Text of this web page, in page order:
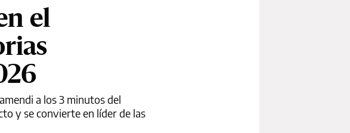
el
a los 3 minutos del
y se convierte en líder de las